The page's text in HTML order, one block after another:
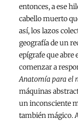
entonces, a ese
cabello muerto
así, los lazos
geografía de un
epígrafe que abre
comenzar a
Anatomía para el
máquinas
un inconsciente
también mágico.